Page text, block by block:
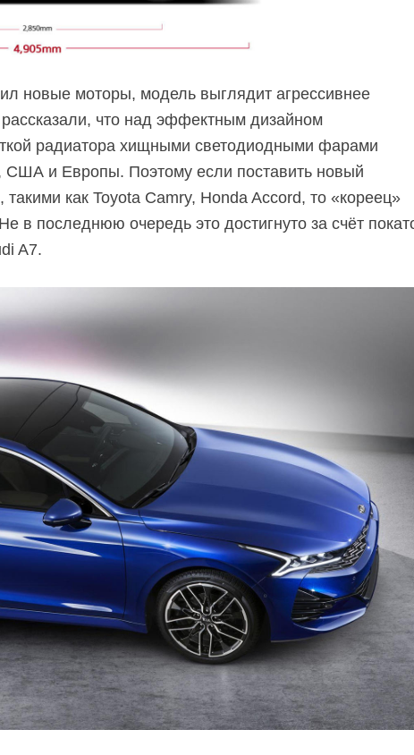
новые моторы, модель выглядит агрессивнее
что над эффектным дизайном
радиатора хищными светодиодными фарами
США и Европы. Поэтому если поставить новый
как Toyota Camry, Honda Accord, то «кореец»
в последнюю очередь это достигнуто за счёт
A7.